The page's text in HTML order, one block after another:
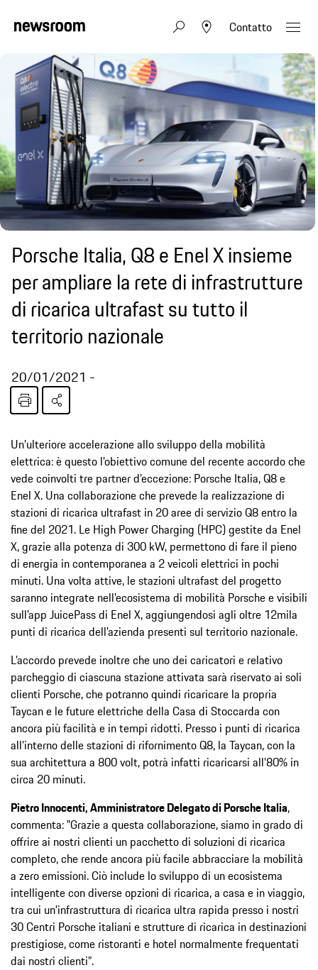
Contatto
Porsche Italia, Q8 e Enel X insieme
per ampliare la rete di infrastrutture
di ricarica ultrafast su tutto il
territorio nazionale
20/01/2021
Un’ulteriore accelerazione allo sviluppo della mobilità
elettrica: è questo l’obiettivo comune del recente accordo che
vede coinvolti tre partner d’eccezione: Porsche Italia, Q8 e
Enel X. Una collaborazione che prevede la realizzazione di
stazioni di ricarica ultrafast in 20 aree di servizio Q8 entro la
fine del 2021. Le High Power Charging (HPC) gestite da Enel
X, grazie alla potenza di 300 kW, permettono di fare il pieno
di energia in contemporanea a 2 veicoli elettrici in pochi
minuti. Una volta attive, le stazioni ultrafast del progetto
saranno integrate nell’ecosistema di mobilità Porsche e visibili
sull’app JuicePass di Enel X, aggiungendosi agli oltre 12mila
punti di ricarica dell’azienda presenti sul territorio nazionale.
L’accordo prevede inoltre che uno dei caricatori e relativo
parcheggio di ciascuna stazione attivata sarà riservato ai soli
clienti Porsche, che potranno quindi ricaricare la propria
Taycan e le future elettriche della Casa di Stoccarda con
ancora più facilità e in tempi ridotti. Presso i punti di ricarica
all’interno delle stazioni di rifornimento Q8, la Taycan, con la
sua architettura a 800 volt, potrà infatti ricaricarsi all’80% in
circa 20 minuti.
Pietro Innocenti, Amministratore Delegato di Porsche Italia,
commenta: ‟Grazie a questa collaborazione, siamo in grado di
offrire ai nostri clienti un pacchetto di soluzioni di ricarica
completo, che rende ancora più facile abbracciare la mobilità
a zero emissioni. Ciò include lo sviluppo di un ecosistema
intelligente con diverse opzioni di ricarica, a casa e in viaggio,
tra cui un'infrastruttura di ricarica ultra rapida presso i nostri
30 Centri Porsche italiani e strutture di ricarica in destinazioni
prestigiose, come ristoranti e hotel normalmente frequentati
dai nostri clienti”.